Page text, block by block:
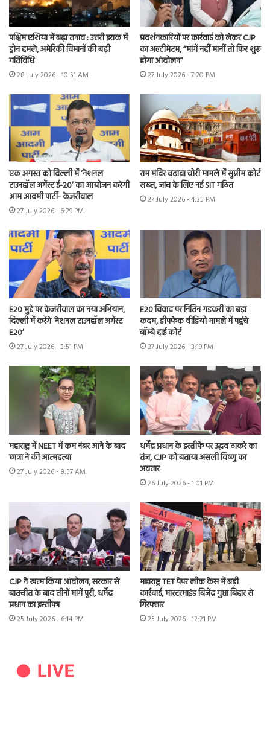
पश्चिम एशिया में बढ़ा तनाव : उत्तरी इराक में
ड्रोन हमले, अमेरिकी विमानों की बढ़ी
गतिविधि
28 July 2026 - 10:51 AM
प्रदर्शनकारियों पर कार्रवाई को लेकर CJP
का अल्टीमेटम, “मांगें नहीं मानीं तो फिर शुरू
होगा आंदोलन”
27 July 2026 - 7:20 PM
एक अगस्त को दिल्ली में ‘नेशनल
टाउनहॉल अगेंस्ट ई-20’ का आयोजन करेगी
आम आदमी पार्टी- केजरीवाल
27 July 2026 - 6:29 PM
राम मंदिर चढ़ावा चोरी मामले में सुप्रीम कोर्ट
सख्त, जांच के लिए नई SIT गठित
27 July 2026 - 4:35 PM
E20 मुद्दे पर केजरीवाल का नया अभियान,
दिल्ली में करेंगे ‘नेशनल टाउनहॉल अगेंस्ट
E20’
27 July 2026 - 3:51 PM
E20 विवाद पर नितिन गडकरी का बड़ा
कदम, डीपफेक वीडियो मामले में पहुंचे
बॉम्बे हाई कोर्ट
27 July 2026 - 3:19 PM
महाराष्ट्र में NEET में कम नंबर आने के बाद
छात्रा ने की आत्महत्या
27 July 2026 - 8:57 AM
धर्मेंद्र प्रधान के इस्तीफे पर उद्धव ठाकरे का
तंज, CJP को बताया असली विष्णु का
अवतार
26 July 2026 - 1:01 PM
CJP ने खत्म किया आंदोलन, सरकार से
बातचीत के बाद तीनों मांगें पूरी, धर्मेंद्र
प्रधान का इस्तीफा
25 July 2026 - 6:14 PM
महाराष्ट्र TET पेपर लीक केस में बड़ी
कार्रवाई, मास्टरमाइंड बिजेंद्र गुप्ता बिहार से
गिरफ्तार
25 July 2026 - 12:21 PM